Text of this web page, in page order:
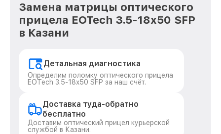
Замена матрицы оптического
прицела EOTech 3.5-18x50 SFP
в Казани
Детальная диагностика
Определим поломку оптического прицела
EOTech 3.5-18x50 SFP за наш счёт.
Доставка туда-обратно
бесплатно
Доставим оптический прицел курьерской
службой в Казани.